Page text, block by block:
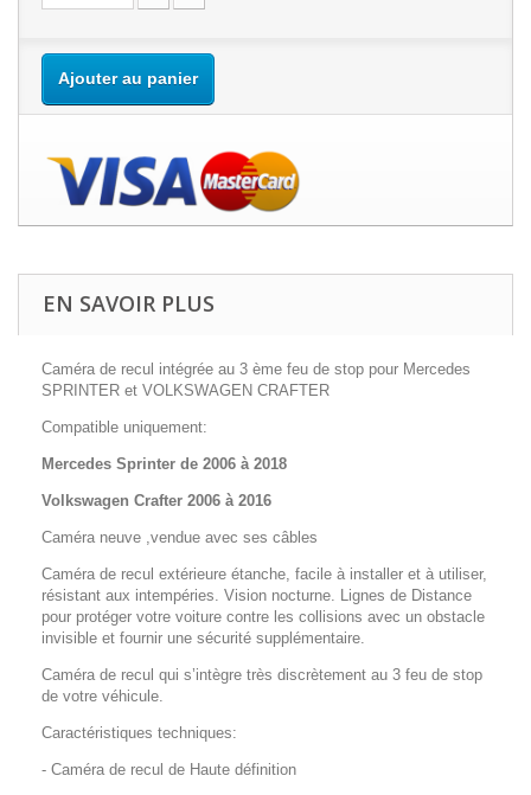
Ajouter au panier
EN SAVOIR PLUS
Caméra de recul intégrée au 3 ème feu de stop pour Mercedes
SPRINTER et VOLKSWAGEN CRAFTER
Compatible uniquement:
Mercedes Sprinter de 2006 à 2018
Volkswagen Crafter 2006 à 2016
Caméra neuve ,vendue avec ses câbles
Caméra de recul extérieure étanche, facile à installer et à utiliser,
résistant aux intempéries. Vision nocturne. Lignes de Distance
pour protéger votre voiture contre les collisions avec un obstacle
invisible et fournir une sécurité supplémentaire.
Caméra de recul qui s’intègre très discrètement au 3 feu de stop
de votre véhicule.
Caractéristiques techniques:
- Caméra de recul de Haute définition